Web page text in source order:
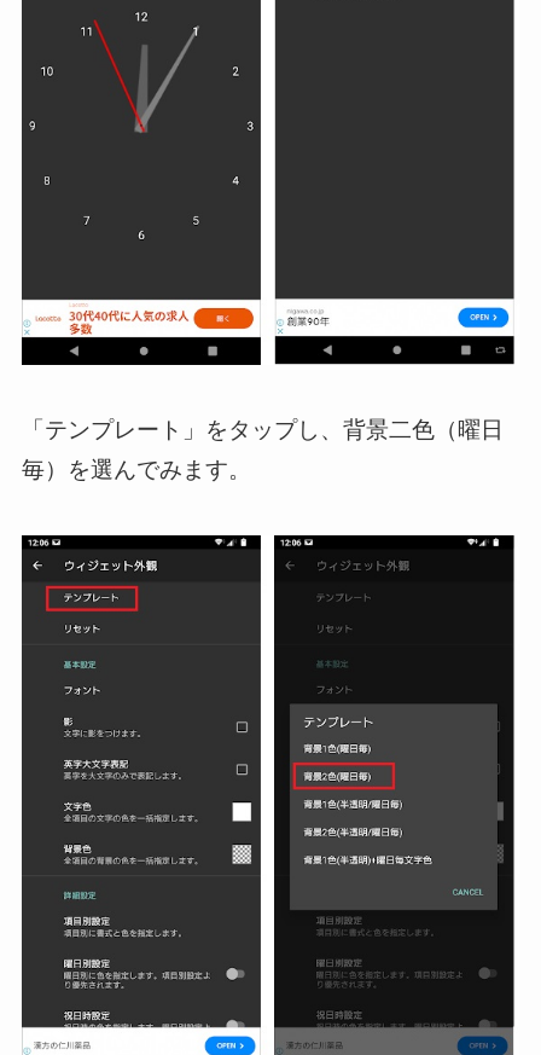
「テンプレート」をタップし、背景二色（曜日
毎）を選んでみます。